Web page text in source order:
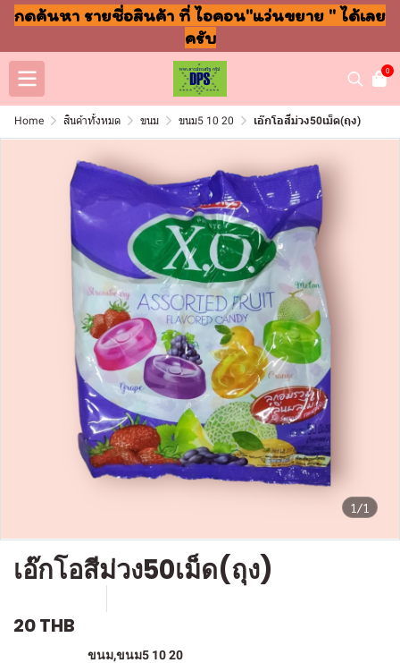
กดค้นหา รายชื่อสินค้า ที่ ไอคอน"แว่นขยาย " ได้เลย
ครับ
0
Home สินค้าทั้งหมด ขนม ขนม5 10 20 เอ๊กโอสีม่วง50เม็ด(ถุง)
1/1
เอ๊กโอสีม่วง50เม็ด(ถุง)
20 THB
ขนม,ขนม5 10 20